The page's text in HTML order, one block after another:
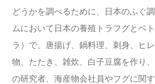
どうかを調べるために、日本のふぐ
ムにおいて日本の養殖トラフグとベ
ラ）で、唐揚げ、鍋料理、刺身、ヒ
物、たたき、雑炊、白子豆腐を作り
の研究者、海産物会社員やフグに関